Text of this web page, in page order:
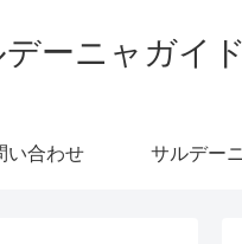
ーニャガイ
い合わせ サルデー